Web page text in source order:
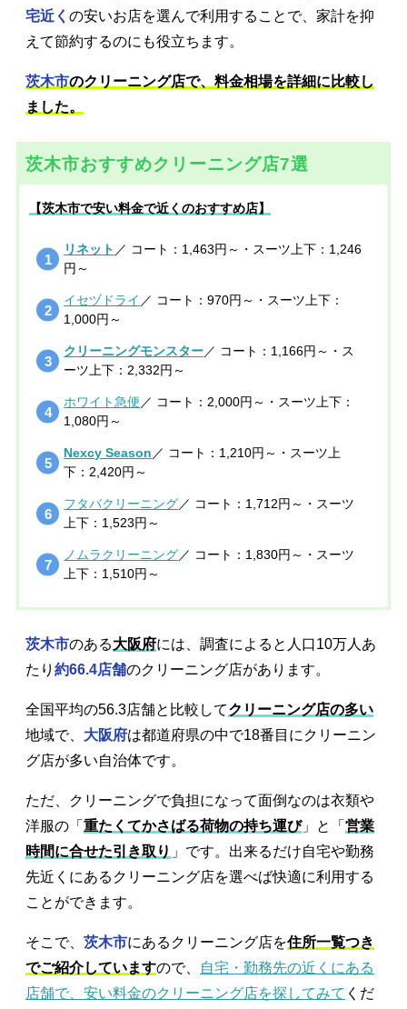
宅近く の安いお店を選んで利用することで、家計を抑
えて節約するのにも役立ちます。
茨木市のクリーニング店で、料金相場を詳細に比較し
ました。
茨木市おすすめクリーニング店7選
【茨木市で安い料金で近くのおすすめ店】
リネット ／ コート：1,463円～・スーツ上下：1,246
円～
イセヅドライ ／ コート：970円～・スーツ上下：
1,000円～
クリーニングモンスター／ コート：1,166円～・ス
ーツ上下：2,332円～
ホワイト急便 ／ コート：2,000円～・スーツ上下：
1,080円～
Nexcy Season ／ コート：1,210円～・スーツ上
下：2,420円～
フタバクリーニング／ コート：1,712円～・スーツ
上下：1,523円～
ノムラクリーニング／ コート：1,830円～・スーツ
上下：1,510円～
茨木市のある大阪府には、調査によると人口10万人あ
たり 約66.4店舗のクリーニング店があります。
全国平均の56.3店舗と比較してクリーニング店の多い
地域で、 大阪府は都道府県の中で18番目にクリーニン
グ店が多い自治体です。
ただ、クリーニングで負担になって面倒なのは衣類や
洋服の「 重たくてかさばる荷物の持ち運び」と「 営業
時間に合せた引き取り 」です。出来るだけ自宅や勤務
先近くにあるクリーニング店を選べば快適に利用する
ことができます。
そこで、 茨木市にあるクリーニング店を住所一覧つき
でご紹介していますので、
自宅・勤務先の近くにある
店舗で、安い料金のクリーニング店を探してみて くだ